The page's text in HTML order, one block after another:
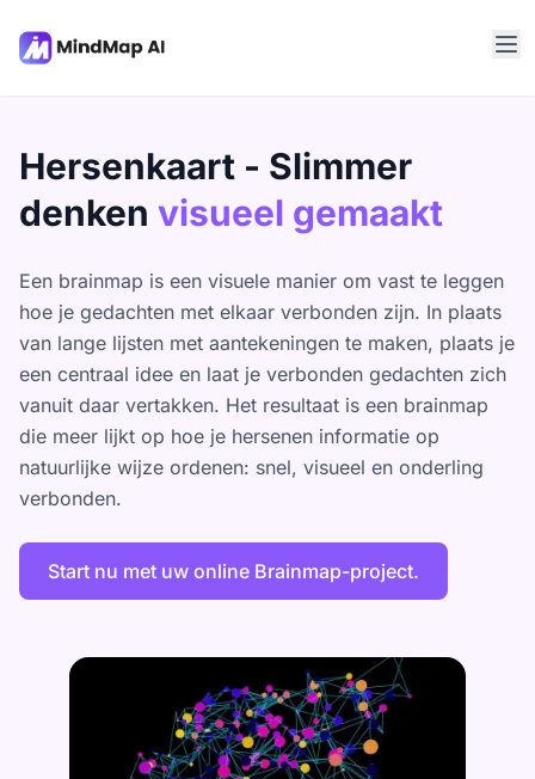
Hersenkaart - Slimmer
denken visueel gemaakt
Een brainmap is een visuele manier om vast te leggen
hoe je gedachten met elkaar verbonden zijn. In plaats
van lange lijsten met aantekeningen te maken, plaats je
een centraal idee en laat je verbonden gedachten zich
vanuit daar vertakken. Het resultaat is een brainmap
die meer lijkt op hoe je hersenen informatie op
natuurlijke wijze ordenen: snel, visueel en onderling
verbonden.
Start nu met uw online Brainmap-project.